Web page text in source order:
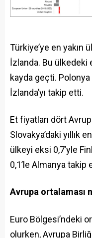
Türkiye’ye en yakın
İzlanda. Bu ülkedeki
kayda geçti.
İzlanda’yı takip etti.
Et fiyatları dört
Slovakya’daki yıllık
ülkeyi eksi 0,7’yle
0,1’le Almanya takip
Avrupa ortalaması
Euro Bölgesi’ndeki
olurken, Avrupa